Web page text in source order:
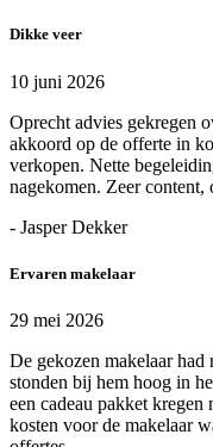
Dikke veer
10 juni 2026
Oprecht advies gekregen
akkoord op de offerte in
verkopen. Nette
nagekomen. Zeer
- Jasper Dekker
Ervaren makelaar
29 mei 2026
De gekozen makelaar
stonden bij hem hoog in
een cadeau pakket kregen
kosten voor de makelaar